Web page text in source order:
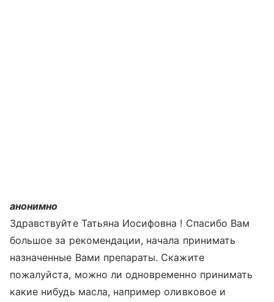
анонимно
Здравствуйте Татьяна Иосифовна ! Спасибо Вам
большое за рекомендации, начала принимать
назначенные Вами препараты. Скажите
пожалуйста, можно ли одновременно принимать
какие нибудь масла, например оливковое и